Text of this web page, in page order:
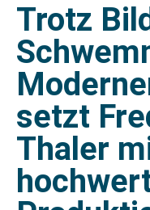
Trotz
setzt
Thaler